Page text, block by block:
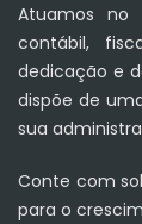
Atuamos no
contábil,
dedicação e
dispõe de
sua
Conte com
para o